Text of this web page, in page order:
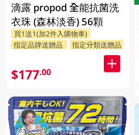
滴露 propod 全能抗菌洗
衣珠 (森林淡香) 56顆
買1送1(加2件入購物車)
指定品牌送贈品
指定分類送贈品
$177.00